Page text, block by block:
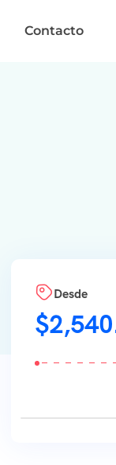
Contacto
Desde
$